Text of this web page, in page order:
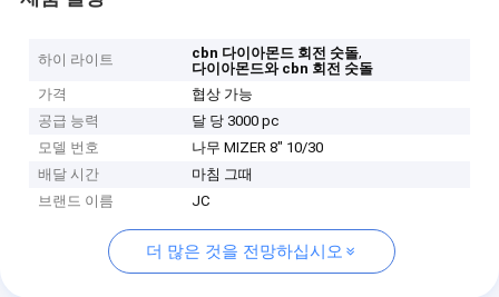
하이 라이트 cbn 다이아몬드 회전 숫돌,
다이아몬드와 cbn 회전 숫돌
가격
협상 가능
공급 능력
달 당 3000 pc
모델 번호
나무 MIZER 8" 10/30
배달 시간
마침 그때
브랜드 이름
JC
더 많은 것을 전망하십시오